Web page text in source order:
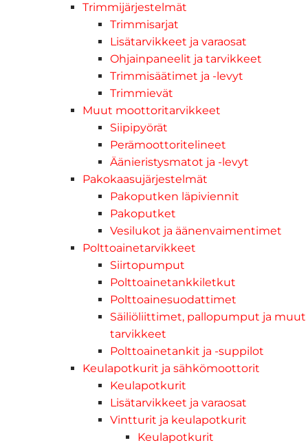
Trimmijärjestelmät
Trimmisarjat
Lisätarvikkeet ja varaosat
Ohjainpaneelit ja tarvikkeet
Trimmisäätimet ja -levyt
Trimmievät
Muut moottoritarvikkeet
Siipipyörät
Perämoottoritelineet
Äänieristysmatot ja -levyt
Pakokaasujärjestelmät
Pakoputken läpiviennit
Pakoputket
Vesilukot ja äänenvaimentimet
Polttoainetarvikkeet
Siirtopumput
Polttoainetankkiletkut
Polttoainesuodattimet
Säiliöliittimet, pallopumput ja muut
tarvikkeet
Polttoainetankit ja -suppilot
Keulapotkurit ja sähkömoottorit
Keulapotkurit
Lisätarvikkeet ja varaosat
Vintturit ja keulapotkurit
Keulapotkurit